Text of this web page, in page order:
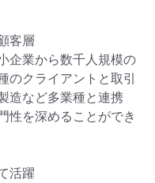
客層
企業から数千人規模の
のクライアントと取引
造など多業種と連携
性を深めることができ
活躍